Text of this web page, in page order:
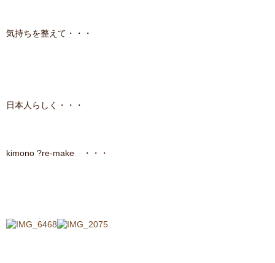
contact
気持ちを整えて・・・
日本人らしく・・・
kimono ?re-make ・・・